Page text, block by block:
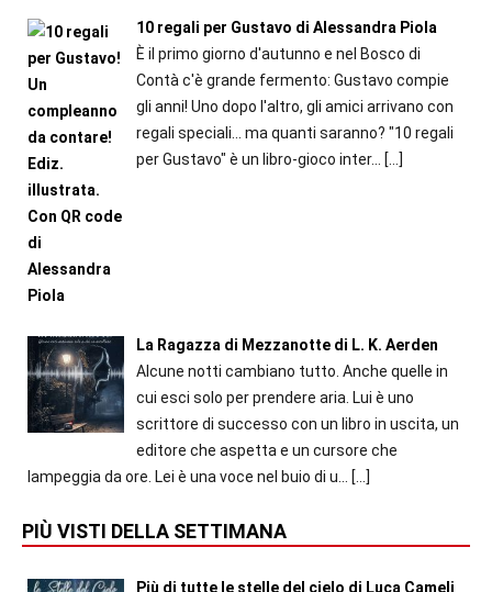
10 regali per Gustavo di Alessandra Piola
È il primo giorno d'autunno e nel Bosco di
Contà c'è grande fermento: Gustavo compie
gli anni! Uno dopo l'altro, gli amici arrivano con
regali speciali... ma quanti saranno? "10 regali
per Gustavo" è un libro-gioco inter...
[…]
La Ragazza di Mezzanotte di L. K. Aerden
Alcune notti cambiano tutto. Anche quelle in
cui esci solo per prendere aria. Lui è uno
scrittore di successo con un libro in uscita, un
editore che aspetta e un cursore che
lampeggia da ore. Lei è una voce nel buio di u...
[…]
PIÙ VISTI DELLA SETTIMANA
Più di tutte le stelle del cielo di Luca Cameli